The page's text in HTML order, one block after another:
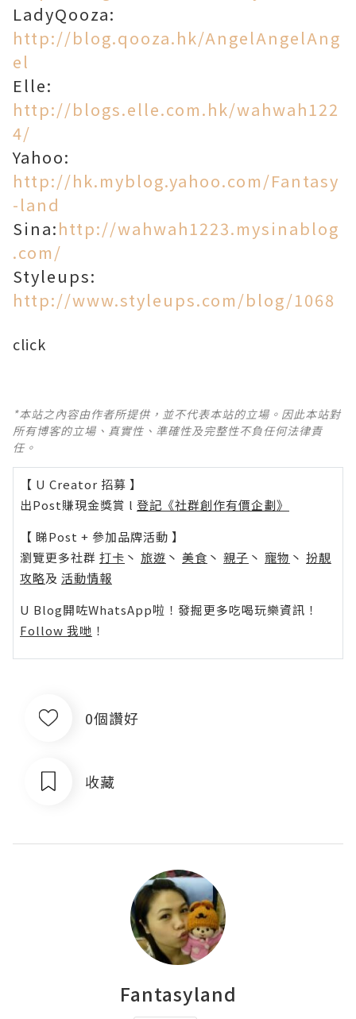
LadyQooza:
http://blog.qooza.hk/AngelAngelAng
el
Elle:
http://blogs.elle.com.hk/wahwah122
4/
Yahoo:
http://hk.myblog.yahoo.com/Fantasy
-land
Sina:http://wahwah1223.mysinablog
.com/
Styleups:
http://www.styleups.com/blog/1068
click
*本站之內容由作者所提供，並不代表本站的立場。因此本站對
所有博客的立場、真實性、準確性及完整性不負任何法律責
任。
【 U Creator 招募 】
出Post賺現金獎賞 l 登記《社群創作有價企劃》
【 睇Post + 參加品牌活動 】
瀏覽更多社群 打卡 丶 旅遊 丶 美食 丶 親子 丶 寵物 丶 扮靚
攻略及 活動情報
U Blog開咗WhatsApp啦！發掘更多吃喝玩樂資訊！
Follow 我哋 ！
0個讚好
收藏
Fantasyland